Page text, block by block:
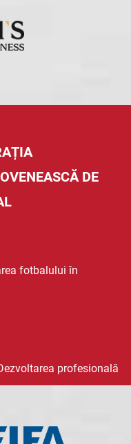
DE
fotbalului în
profesională